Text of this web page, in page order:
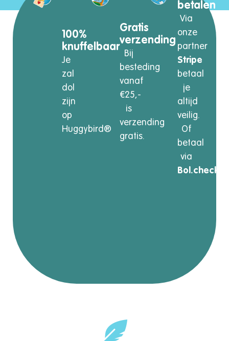
100%
knuffelbaar
Je
zal
dol
zijn
op
Huggybird®
Gratis
verzending
Bij
besteding
vanaf
€25,-
is
verzending
gratis.
betalen
Via
onze
partner
Stripe
betaal
je
altijd
veilig.
Of
betaal
via